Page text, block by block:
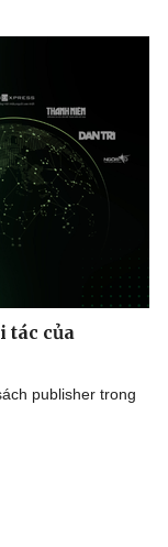
tác của
publisher trong